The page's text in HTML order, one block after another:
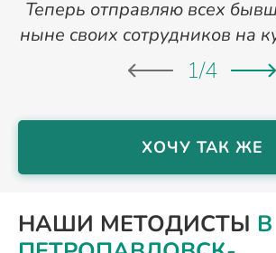
Теперь отправляю всех
ныне своих сотрудников на
1/4
ХОЧУ ТАК ЖЕ
НАШИ МЕТОДИСТЫ В